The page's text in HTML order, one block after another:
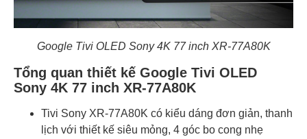
Google Tivi OLED Sony 4K 77 inch XR-77A80K
Tổng quan thiết kế Google Tivi OLED
Sony 4K 77 inch XR-77A80K
Tivi Sony XR-77A80K có kiểu dáng đơn giản, thanh
lịch với thiết kế siêu mỏng, 4 góc bo cong nhẹ